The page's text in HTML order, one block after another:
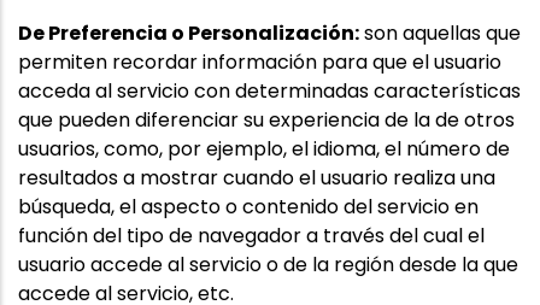
De Preferencia o Personalización:son aquellas que
permiten recordar información para que el usuario
acceda al servicio con determinadas características
que pueden diferenciar su experiencia de la de otros
usuarios, como, por ejemplo, el idioma, el número de
resultados a mostrar cuando el usuario realiza una
búsqueda, el aspecto o contenido del servicio en
función del tipo de navegador a través del cual el
usuario accede al servicio o de la región desde la que
accede al servicio, etc.